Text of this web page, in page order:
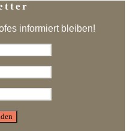
informiert bleiben!